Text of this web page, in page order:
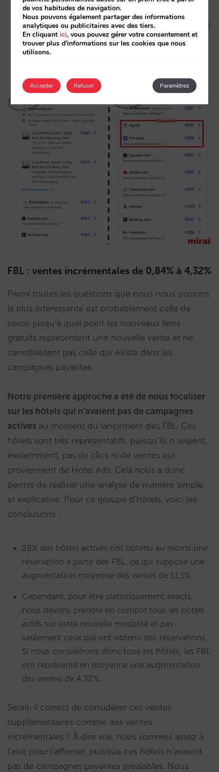
l’impact des disparités provoquées par les
OTA. En d’autres termes, la probabilité qu’une
OTA apparaisse avec un tarif inférieur est
supérieure lorsque le client clique sur « voir
FBL : ventes incrémentales de 0,84% à 4,32%
Parmi toutes les questions que nous nous posions,
la plus intéressante est probablement celle de
savoir jusqu’à quel point les nouveaux liens
gratuits représentent une nouvelle vente et ne
cannibalisent pas celle qui existe dans les
campagnes payantes.
Notre première approche a été de nous focaliser
sur les hôtels qui n’avaient pas de campagnes
actives au moment du lancement des FBL. Ces
hôtels sont très représentatifs, puisqu’ils n’avaient,
évidemment, pas de clics ni de ventes qui
proviennent de Hotel Ads. Cela nous a donc
permis de réaliser une analyse de manière simple
et explicative. Pour ce groupe d’hôtels, voici les
conclusions :
28% des hôtels activés ont obtenu au moins une
réservation à partir des FBL, ce qui suppose une
augmentation moyenne des ventes de 11,1%.
Cependant, pour être statistiquement exacts,
nous devons prendre en compte tous les hôtels
actifs sur cette nouvelle modalité et pas
seulement ceux qui ont obtenu des réservations.
Si nous considérons donc tous les hôtels, les FBL
ont représenté en moyenne une augmentation
des ventes de 4,32%.
Serait-il correct de considérer ces ventes
supplémentaires comme des ventes
incrémentales ? À dire vrai, nous sommes assez à
l’aise pour l’affirmer, puisque ces hôtels n’avaient
pas de campagnes payantes préalables. Nous
de vos habitudes de navigation.
Nous pouvons également partager des informations
analytiques ou publicitaires avec des tiers.
En cliquantici, vous pouvez gérer votre consentement et
trouver plus d'informations sur les cookies que nous
utilisons.
Accepter Paramètres
Refuser